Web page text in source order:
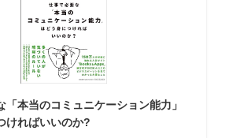
「本当のコミュニケーション能力」
ければいいのか?